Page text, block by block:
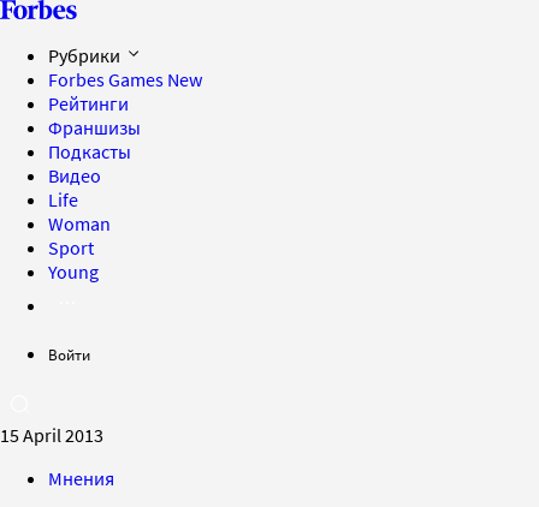
Рубрики
Forbes Games New
Рейтинги
Франшизы
Подкасты
Видео
Life
Woman
Sport
Young
Войти
15 April 2013
Мнения